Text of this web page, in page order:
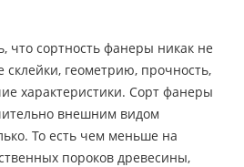
что сортность фанеры никак не
склейки, геометрию, прочность,
характеристики. Сорт фанеры
внешним видом
То есть чем меньше на
пороков древесины,